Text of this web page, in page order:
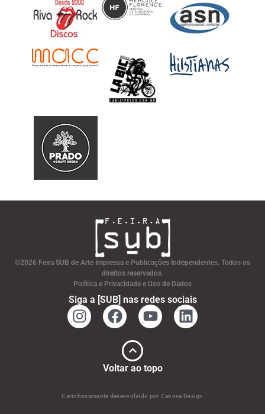
©2026 Feira SUB de Arte Impressa e Publicações Independentes. Todos os
direitos reservados.
Política e Privacidade e Uso de Dados
Siga a [SUB] nas redes sociais
Voltar ao topo
Carinhosamente desenvolvido por Canova Design